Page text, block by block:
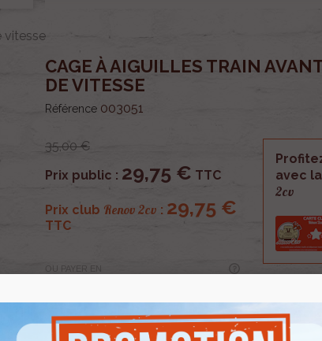
vitesse
CAGE À AIGUILLES TRAIN
DE VITESSE
Référence 003051
35,00 €
Prix public : 29,75 € TTC
Prix club Renov 2cv : 29,75 €
TTC
OU PAYER EN
avec
2cv